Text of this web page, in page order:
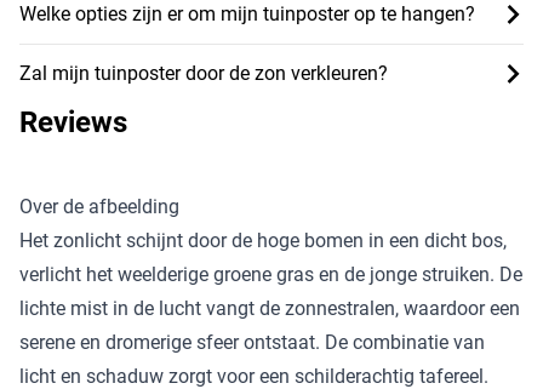
Welke opties zijn er om mijn tuinposter op te hangen?
Zal mijn tuinposter door de zon verkleuren?
Reviews
Over de afbeelding
Het zonlicht schijnt door de hoge bomen in een dicht bos,
verlicht het weelderige groene gras en de jonge struiken. De
lichte mist in de lucht vangt de zonnestralen, waardoor een
serene en dromerige sfeer ontstaat. De combinatie van
licht en schaduw zorgt voor een schilderachtig tafereel.